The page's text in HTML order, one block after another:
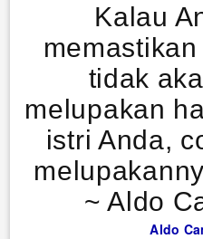
Kalau
tidak
melupakan
istri Anda,
~ Aldo
Aldo